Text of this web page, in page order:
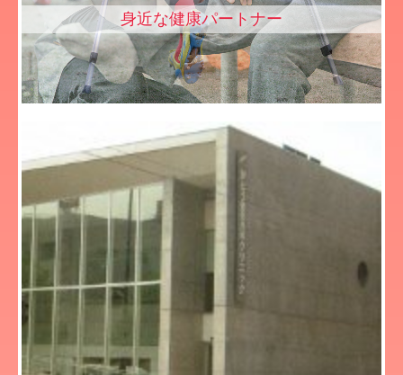
地図、交通案内
個人情報保護方針
身近な健康パートナー